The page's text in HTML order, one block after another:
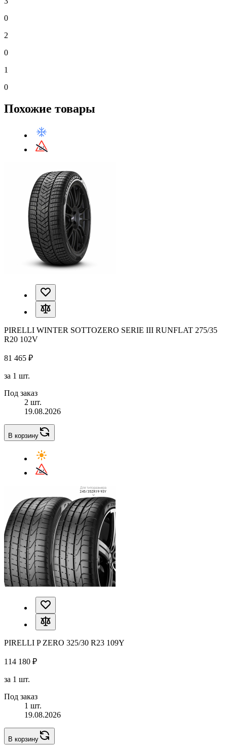
0
2
0
1
0
Похожие товары
PIRELLI WINTER SOTTOZERO SERIE III RUNFLAT 275/35
R20 102V
81 465 ₽
за 1 шт.
Под заказ
2 шт.
19.08.2026
В корзину
PIRELLI P ZERO 325/30 R23 109Y
114 180 ₽
за 1 шт.
Под заказ
1 шт.
19.08.2026
В корзину